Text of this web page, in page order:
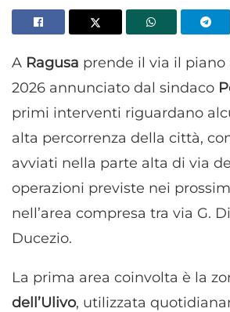
A Ragusa prende il via il piano
2026 annunciato dal sindaco
primi interventi riguardano
alta percorrenza della città,
avviati nella parte alta di via
operazioni previste nei
nell’area compresa tra via G.
Ducezio.
La prima area coinvolta è la
dell’Ulivo, utilizzata